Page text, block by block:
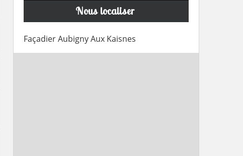
Nous localiser
Façadier Aubigny Aux Kaisnes